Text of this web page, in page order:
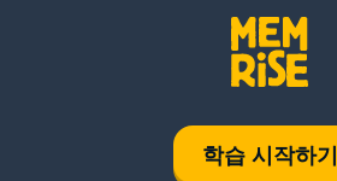
학습 시작하기